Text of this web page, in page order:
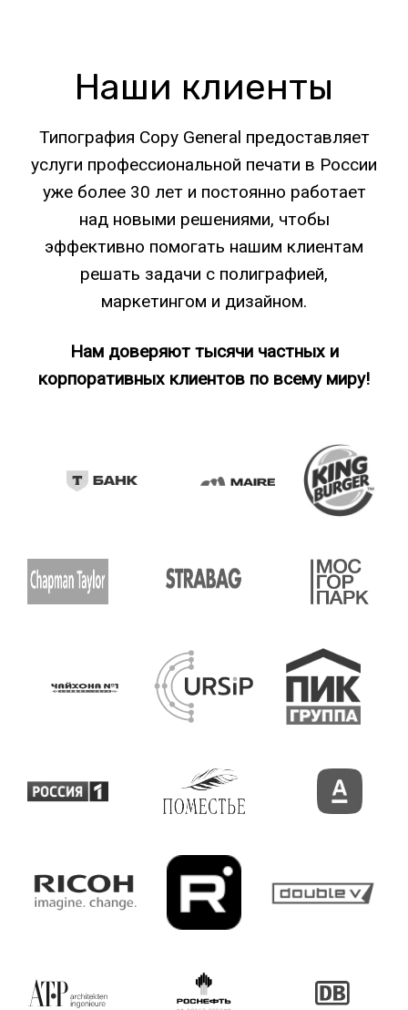
Наши клиенты
Типография Copy General предоставляет
услуги профессиональной печати в России
уже более 30 лет и постоянно работает
над новыми решениями, чтобы
эффективно помогать нашим клиентам
решать задачи с полиграфией,
маркетингом и дизайном.
Нам доверяют тысячи частных и
корпоративных клиентов по всему миру!